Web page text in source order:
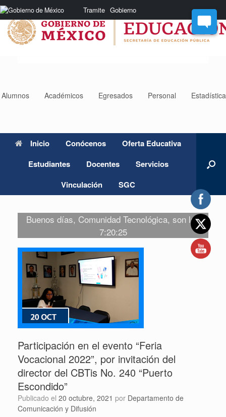
Nota:
este
sitio
web
incluye
Tramite Gobierno
Saltar
al
contenido
Alumnos Académicos Egresados Personal
Inicio Conócenos
Oferta Educativa
Estudiantes
Docentes
Servicios
Vinculación
SGC
Buenos días, Comunidad Tecnológica, son las
7:20:25
Participación en el evento “Feria
Vocacional 2022”, por invitación del
director del CBTis No. 240 “Puerto
Escondido”
Publicado el 20 octubre, 2021 por Departamento de
Comunicación y Difusión